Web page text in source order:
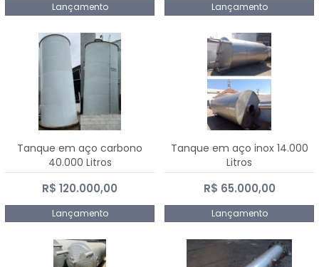
Lançamento Lançamento
Tanque em aço carbono
40.000 Litros
R$ 120.000,00
Lançamento
Tanque em aço inox 14.000
Litros
R$ 65.000,00
Lançamento